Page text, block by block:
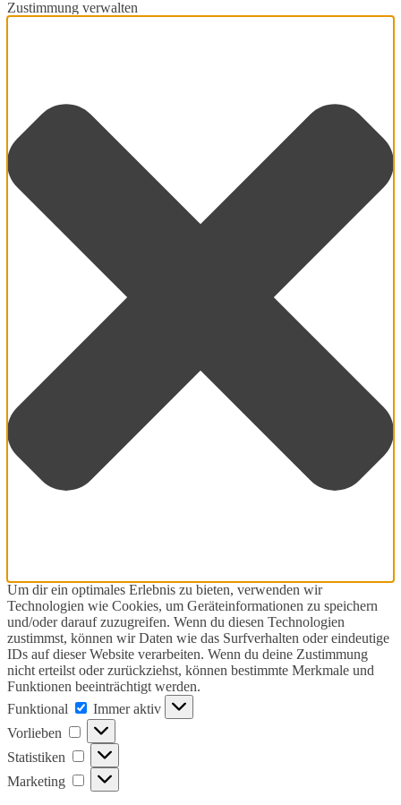
Zustimmung verwalten
Um dir ein optimales Erlebnis zu bieten, verwenden wir
Technologien wie Cookies, um Geräteinformationen zu speichern
und/oder darauf zuzugreifen. Wenn du diesen Technologien
zustimmst, können wir Daten wie das Surfverhalten oder eindeutige
IDs auf dieser Website verarbeiten. Wenn du deine Zustimmung
nicht erteilst oder zurückziehst, können bestimmte Merkmale und
Funktionen beeinträchtigt werden.
Funktional
Funktional
Immer aktiv
Vorlieben
Vorlieben
Statistiken Statistiken
Marketing Marketing